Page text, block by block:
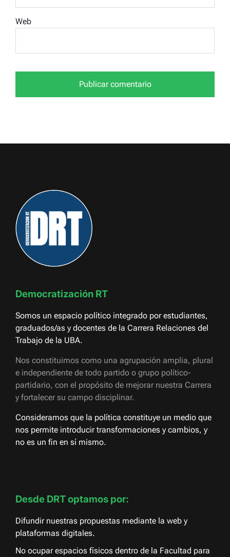
Web
Democratización RT
Somos un espacio político integrado por estudiantes,
graduados/as y docentes de la Carrera Relaciones del
Trabajo de la UBA.
Nos constituimos como una agrupación amplia, plural
e independiente de todo partido o grupo político-
partidario, con el propósito de mejorar nuestra Carrera
y fortalecer su campo disciplinar.
Consideramos que la política constituye un medio que
nos permite introducir transformaciones y cambios, y
no es un fin en sí mismo.
Desde DRT optamos por:
Difundir nuestras propuestas mediante la web y
plataformas digitales.
No ocupar espacios físicos dentro de la Facultad para